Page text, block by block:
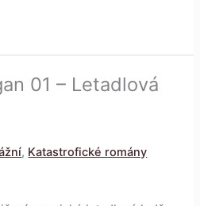
01 – Letadlová
, Katastrofické romány